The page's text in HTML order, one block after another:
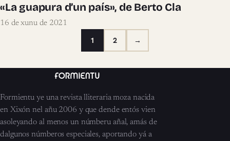
«La guapura d’un país», de Berto Cla
16 de xunu de 2021
1 2 →
Formientu ye una revista lliteraria moza nacida
en Xixón nel añu 2006 y que dende entós vien
asoleyando al menos un númberu añal, amás de
dalgunos númberos especiales, aportando yá a